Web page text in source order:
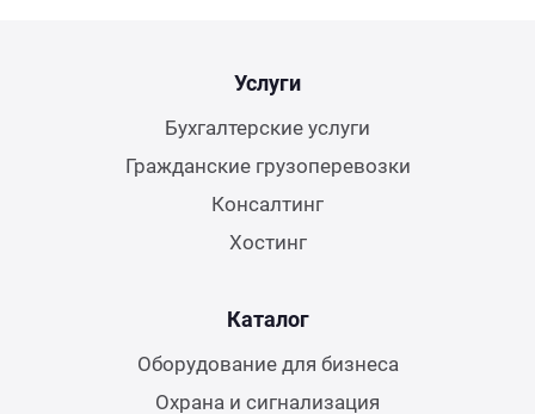
Услуги
Бухгалтерские услуги
Гражданские грузоперевозки
Консалтинг
Хостинг
Каталог
Оборудование для бизнеса
Охрана и сигнализация